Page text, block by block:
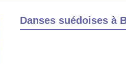
Danses suédoises à